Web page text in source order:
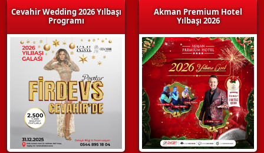
Cevahir Wedding 2026 Yılbaşı
Programı
Akman Premium Hotel
Yılbaşı 2026